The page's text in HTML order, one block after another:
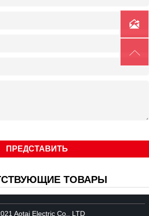
мин)
ПРЕДСТАВИТЬ
ТОВАРЫ
Aotai Electric Co., LTD

